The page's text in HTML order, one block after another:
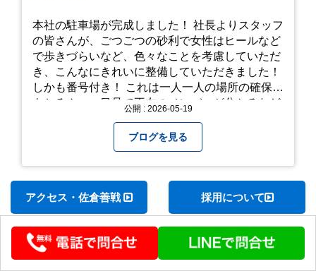
本社の駐車場が完成しました！ 社長よりスタッフ
の皆さんが、ごつごつの砂利で女性はヒールなど
で歩きづらいなど、色々なことを考慮していただ
き、こんなにきれいに整備していただきました！
しかも番号付き！ これは一人一人の場所の確保は
もちろん、一目見て不在のメンバーが分かるなど
は毎月「環境整備点検」を実施し、お客様や共に
働くスタッフの為、会社を皆で良くしていく取り
組みを実施しております！ 心一新！これからも努
力を重ねてまいります！
公開 : 2026-05-19
ブログを見る
アクセス・佐倉善戦 採用について